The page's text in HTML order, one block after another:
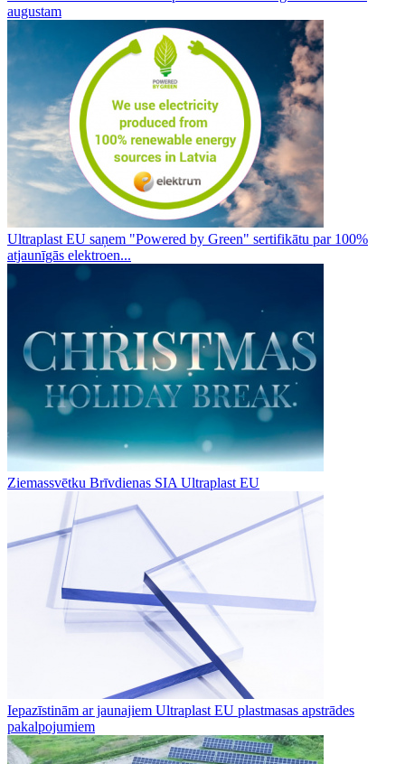
augustam
Ultraplast EU saņem "Powered by Green" sertifikātu par 100%
atjaunīgās elektroen...
Ziemassvētku Brīvdienas SIA Ultraplast EU
Iepazīstinām ar jaunajiem Ultraplast EU plastmasas apstrādes
pakalpojumiem